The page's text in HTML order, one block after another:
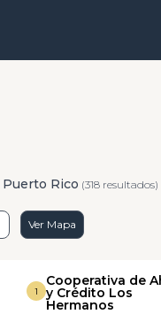
Puerto Rico (318 resultados)
Ver Mapa
1
Cooperativa de
y Crédito Los
Hermanos